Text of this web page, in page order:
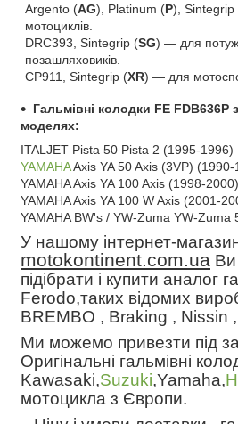
Argento (AG), Platinum (P), Sintegrip
мотоциклів.
DRC393, Sintegrip (SG) ― для
позашляховиків.
CP911, Sintegrip (XR) ― для
Гальмівні колодки FE FDB636P
моделях:
ITALJET Pista 50 Pista 2 (1995-1996)
YAMAHAAxis YA 50 Axis (3VP) (1990-
YAMAHA Axis YA 100 Axis (1998-2000)
YAMAHA Axis YA 100 W Axis (2001-
YAMAHA BW's / YW-Zuma YW-Zuma
У нашому інтернет-
motokontinent.com.ua
підібрати і купити аналог
Ferodo,таких відомих
BREMBO , Braking , Nissin
Ми можемо привезти під
Оригінальні гальмівні
Kawasaki,Suzuki,Yamaha,
мотоцикла з Європи.